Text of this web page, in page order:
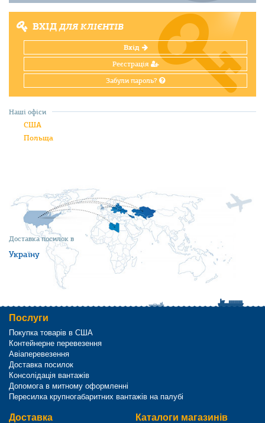
ВХІДДЛЯ КЛІЄНТІВ
Вхід
Реєстрація
Забули пароль?
Доставка посилок в
Україну
Наші офіси
США
Польща
Послуги
Покупка товарів в США
Контейнерне перевезення
Авіаперевезення
Доставка посилок
Консолідація вантажів
Допомога в митному оформленні
Пересилка крупногабаритних вантажів на палубі
Доставка Каталоги магазинів